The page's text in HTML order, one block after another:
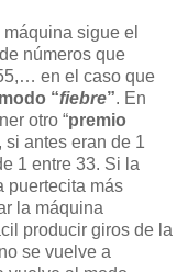
sigue el
números que
en el caso que
modo “fiebre”. En
otro “premio
si antes eran de 1
1 entre 33. Si la
puertecita más
la máquina
producir giros de la
se vuelve a